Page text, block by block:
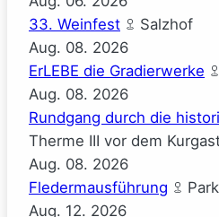
33. Weinfest
Salzhof
Aug. 08. 2026
ErLEBE die Gradierwerke
Aug. 08. 2026
Rundgang durch die
Therme III vor dem
Aug. 08. 2026
Fledermausführung
Aug. 12. 2026